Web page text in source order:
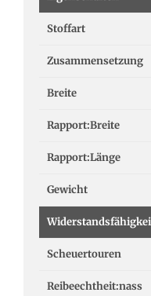
Stoffart
Zusammensetzung
Breite
Rapport:Breite
Rapport:Länge
Gewicht
Scheuertouren
Reibeechtheit:nass